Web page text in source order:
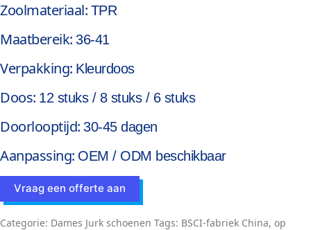
Zoolmateriaal: TPR
Maatbereik: 36-41
Verpakking: Kleurdoos
Doos: 12 stuks / 8 stuks / 6 stuks
Doorlooptijd: 30-45 dagen
Aanpassing: OEM / ODM beschikbaar
Vraag een offerte aan
Categorie: Dames Jurk schoenen Tags: BSCI-fabriek China, op